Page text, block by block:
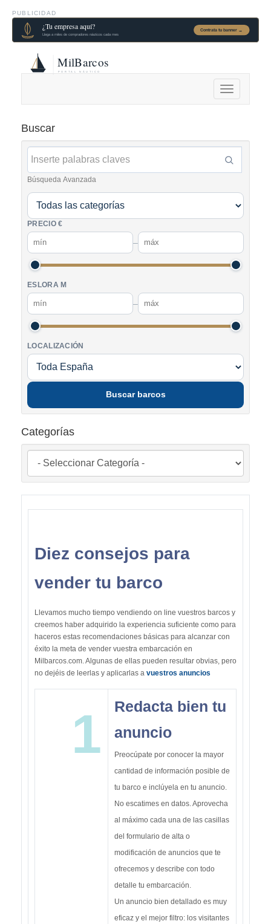
PUBLICIDAD
Alternar
navegación
Buscar
Búsqueda Avanzada
PRECIO €
–
ESLORA M
–
LOCALIZACIÓN
Buscar barcos
Categorías
Diez consejos para
vender tu barco
Llevamos mucho tiempo vendiendo on line vuestros barcos y
creemos haber adquirido la experiencia suficiente como para
haceros estas recomendaciones básicas para alcanzar con
éxito la meta de vender vuestra embarcación en
Milbarcos.com. Algunas de ellas pueden resultar obvias, pero
no dejéis de leerlas y aplicarlas a vuestros anuncios
1
Redacta bien tu
anuncio
Preocúpate por conocer la mayor
cantidad de información posible de
tu barco e inclúyela en tu anuncio.
No escatimes en datos. Aprovecha
al máximo cada una de las casillas
del formulario de alta o
modificación de anuncios que te
ofrecemos y describe con todo
detalle tu embarcación.
Un anuncio bien detallado es muy
eficaz y el mejor filtro: los visitantes